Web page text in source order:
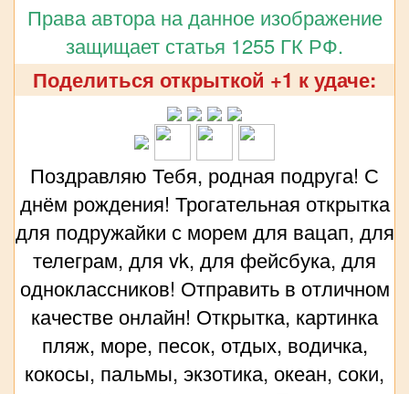
Права автора на данное изображение
защищает статья 1255 ГК РФ.
Поделиться открыткой +1 к удаче:
Поздравляю Тебя, родная подруга! С
днём рождения! Трогательная открытка
для подружайки с морем для вацап, для
телеграм, для vk, для фейсбука, для
одноклассников! Отправить в отличном
качестве онлайн! Открытка, картинка
пляж, море, песок, отдых, водичка,
кокосы, пальмы, экзотика, океан, соки,